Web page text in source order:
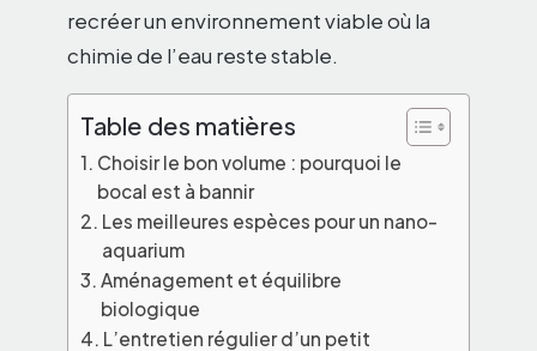
recréer un environnement viable où la
chimie de l’eau reste stable.
Table des matières
Choisir le bon volume : pourquoi le
bocal est à bannir
Les meilleures espèces pour un nano-
aquarium
Aménagement et équilibre
biologique
L’entretien régulier d’un petit